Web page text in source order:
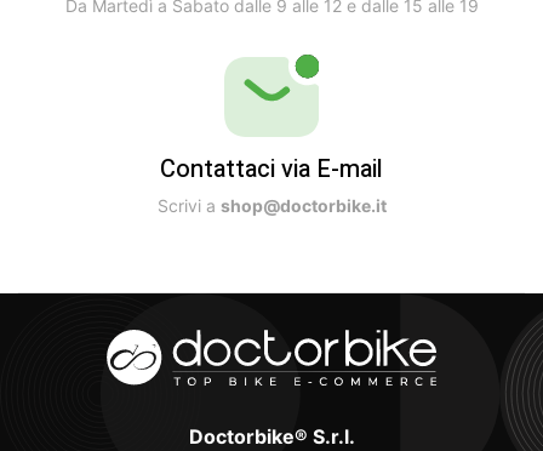
Da Martedì a Sabato dalle 9 alle 12 e dalle 15 alle 19
Contattaci via E-mail
Scrivi a shop@doctorbike.it
Doctorbike® S.r.l.